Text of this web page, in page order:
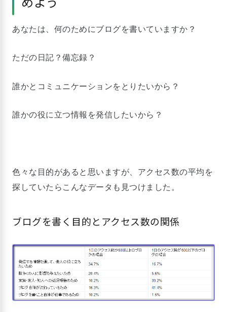
あなたは、何のためにブログを書いていますか？
ただの日記？備忘録？
誰かとコミュニケーションをとりたいから？
誰かの役に立つ情報を発信したいから？
色々な目的があると思いますが、アクセス数の平均を
探していたらこんなデータも見つけました。
ブログを書く目的とアクセス数の関係